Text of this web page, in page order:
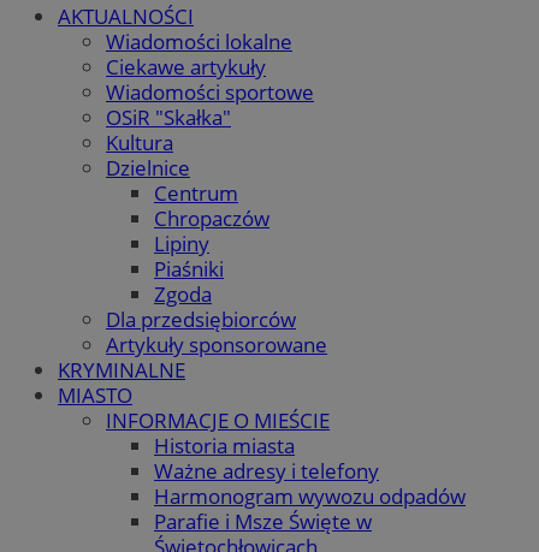
AKTUALNOŚCI
Wiadomości lokalne
Ciekawe artykuły
Wiadomości sportowe
OSiR "Skałka"
Kultura
Dzielnice
Centrum
Chropaczów
Lipiny
Piaśniki
Zgoda
Dla przedsiębiorców
Artykuły sponsorowane
KRYMINALNE
MIASTO
INFORMACJE O MIEŚCIE
Historia miasta
Ważne adresy i telefony
Harmonogram wywozu odpadów
Parafie i Msze Święte w